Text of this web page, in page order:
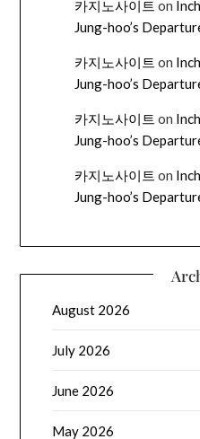
카지노사이트 on
Jung-hoo’s
카지노사이트 on
Jung-hoo’s
카지노사이트 on
Jung-hoo’s
카지노사이트 on
Jung-hoo’s
August 2026
July 2026
June 2026
May 2026